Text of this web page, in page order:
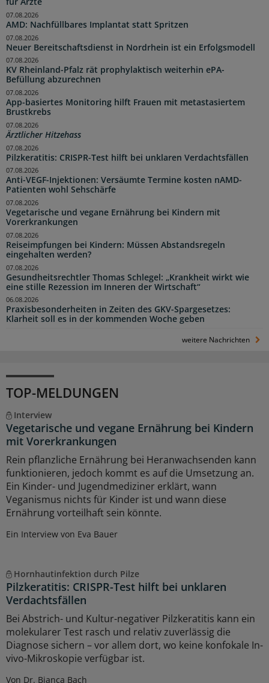
AMD: Nachfüllbares Implantat statt Spritzen
07.08.2026
Neuer Bereitschaftsdienst in Nordrhein ist ein Erfolgsmodell
07.08.2026
KV Rheinland-Pfalz rät prophylaktisch weiterhin ePA-
Befüllung abzurechnen
07.08.2026
App-basiertes Monitoring hilft Frauen mit metastasiertem
Brustkrebs
07.08.2026
Ärztlicher Hitzehass
07.08.2026
Pilzkeratitis: CRISPR-Test hilft bei unklaren Verdachtsfällen
07.08.2026
Anti-VEGF-Injektionen: Versäumte Termine kosten nAMD-
Patienten wohl Sehschärfe
07.08.2026
Vegetarische und vegane Ernährung bei Kindern mit
Vorerkrankungen
07.08.2026
Reiseimpfungen bei Kindern: Müssen Abstandsregeln
eingehalten werden?
07.08.2026
Gesundheitsrechtler Thomas Schlegel: „Krankheit wirkt wie
eine stille Rezession im Inneren der Wirtschaft“
07.08.2026
Praxisbesonderheiten in Zeiten des GKV-Spargesetzes:
Klarheit soll es in der kommenden Woche geben
06.08.2026
weitere Nachrichten
TOP-MELDUNGEN
Interview
Vegetarische und vegane Ernährung bei Kindern
mit Vorerkrankungen
Rein pflanzliche Ernährung bei Heranwachsenden kann
funktionieren, jedoch kommt es auf die Umsetzung an.
Ein Kinder- und Jugendmediziner erklärt, wann
Veganismus nichts für Kinder ist und wann diese
Ernährung vorteilhaft sein könnte.
Ein Interview von Eva Bauer
Hornhautinfektion durch Pilze
Pilzkeratitis: CRISPR-Test hilft bei unklaren
Verdachtsfällen
Bei Abstrich- und Kultur-negativer Pilzkeratitis kann ein
molekularer Test rasch und relativ zuverlässig die
Diagnose sichern – vor allem dort, wo keine konfokale In-
vivo-Mikroskopie verfügbar ist.
Von Dr. Bianca Bach